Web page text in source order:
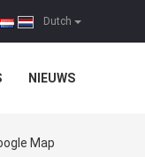
Dutch
NIEUWS
Map